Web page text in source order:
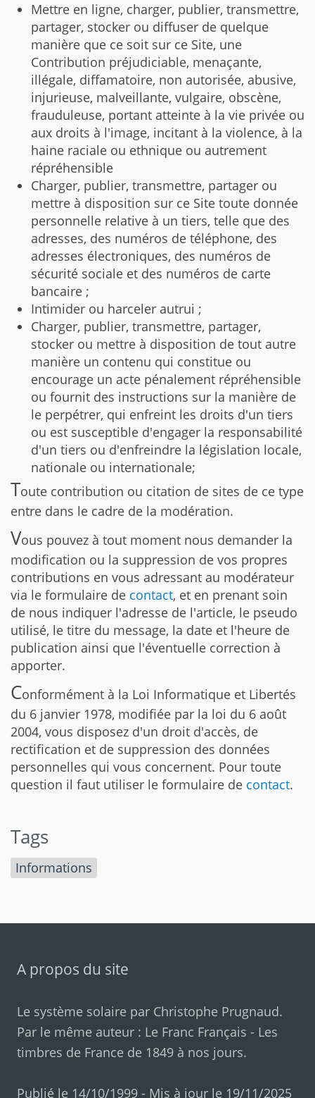
Mettre en ligne, charger, publier, transmettre,
partager, stocker ou diffuser de quelque
manière que ce soit sur ce Site, une
Contribution préjudiciable, menaçante,
illégale, diffamatoire, non autorisée, abusive,
injurieuse, malveillante, vulgaire, obscène,
frauduleuse, portant atteinte à la vie privée ou
aux droits à l'image, incitant à la violence, à la
haine raciale ou ethnique ou autrement
répréhensible
Charger, publier, transmettre, partager ou
mettre à disposition sur ce Site toute donnée
personnelle relative à un tiers, telle que des
adresses, des numéros de téléphone, des
adresses électroniques, des numéros de
sécurité sociale et des numéros de carte
bancaire ;
Intimider ou harceler autrui ;
Charger, publier, transmettre, partager,
stocker ou mettre à disposition de tout autre
manière un contenu qui constitue ou
encourage un acte pénalement répréhensible
ou fournit des instructions sur la manière de
le perpétrer, qui enfreint les droits d'un tiers
ou est susceptible d'engager la responsabilité
d'un tiers ou d'enfreindre la législation locale,
nationale ou internationale;
Toute contribution ou citation de sites de ce type
entre dans le cadre de la modération.
Vous pouvez à tout moment nous demander la
modification ou la suppression de vos propres
contributions en vous adressant au modérateur
via le formulaire de contact, et en prenant soin
de nous indiquer l'adresse de l'article, le pseudo
utilisé, le titre du message, la date et l'heure de
publication ainsi que l'éventuelle correction à
apporter.
Conformément à la Loi Informatique et Libertés
du 6 janvier 1978, modifiée par la loi du 6 août
2004, vous disposez d'un droit d'accès, de
rectification et de suppression des données
personnelles qui vous concernent. Pour toute
question il faut utiliser le formulaire de contact.
Tags
Informations
A propos du site
Le système solaire par Christophe Prugnaud.
Par le même auteur : Le Franc Français - Les
timbres de France de 1849 à nos jours.
Publié le 14/10/1999 - Mis à jour le 19/11/2025